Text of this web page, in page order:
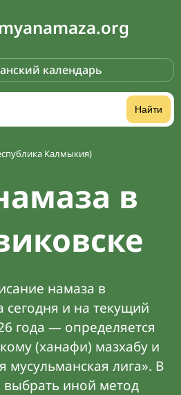
календарь
Найти
Калмыкия)
в
намаза в
сегодня и на текущий
года — определяется
(ханафи) мазхабу и
мусульманская лига». В
иной метод